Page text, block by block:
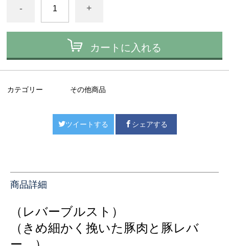
- +
カートに入れる
カテゴリー その他商品
ツイートする シェアする
商品詳細
（レバーブルスト）
（きめ細かく挽いた豚肉と豚レバ